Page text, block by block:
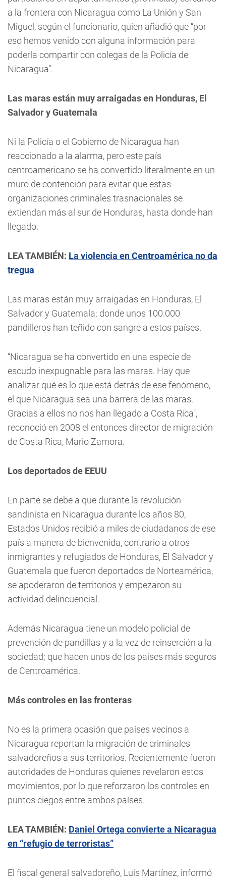
a la frontera con Nicaragua como La Unión y San
Miguel, según el funcionario, quien añadió que “por
eso hemos venido con alguna información para
poderla compartir con colegas de la Policía de
Nicaragua”.
Las maras están muy arraigadas en Honduras, El
Salvador y Guatemala
Ni la Policía o el Gobierno de Nicaragua han
reaccionado a la alarma, pero este país
centroamericano se ha convertido literalmente en un
muro de contención para evitar que estas
organizaciones criminales trasnacionales se
extiendan más al sur de Honduras, hasta donde han
llegado.
LEA TAMBIÉN: La violencia en Centroamérica no da
tregua
Las maras están muy arraigadas en Honduras, El
Salvador y Guatemala; donde unos 100.000
pandilleros han teñido con sangre a estos países.
“Nicaragua se ha convertido en una especie de
escudo inexpugnable para las maras. Hay que
analizar qué es lo que está detrás de ese fenómeno,
el que Nicaragua sea una barrera de las maras.
Gracias a ellos no nos han llegado a Costa Rica",
reconoció en 2008 el entonces director de migración
de Costa Rica, Mario Zamora.
Los deportados de EEUU
En parte se debe a que durante la revolución
sandinista en Nicaragua durante los años 80,
Estados Unidos recibió a miles de ciudadanos de ese
país a manera de bienvenida, contrario a otros
inmigrantes y refugiados de Honduras, El Salvador y
Guatemala que fueron deportados de Norteamérica,
se apoderaron de territorios y empezaron su
actividad delincuencial.
Además Nicaragua tiene un modelo policial de
prevención de pandillas y a la vez de reinserción a la
sociedad; que hacen unos de los países más seguros
de Centroamérica.
Más controles en las fronteras
No es la primera ocasión que países vecinos a
Nicaragua reportan la migración de criminales
salvadoreños a sus territorios. Recientemente fueron
autoridades de Honduras quienes revelaron estos
movimientos, por lo que reforzaron los controles en
puntos ciegos entre ambos países.
LEA TAMBIÉN: Daniel Ortega convierte a Nicaragua
en “refugio de terroristas”
El fiscal general salvadoreño, Luis Martínez, informó